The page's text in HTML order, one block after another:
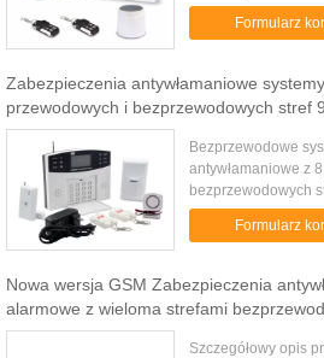
bezpieczeństwa
szkoły, banku,
Formularz
Zabezpieczenia antywłamaniowe
przewodowych i bezprzewodowych stref
Bezprzewodowe
antywłamaniowe z
bezprzewodowych
strefy obrony, 99
5
Formularz
Nowa wersja GSM Zabezpieczenia
alarmowe z wieloma strefami
Szczegółowy opis